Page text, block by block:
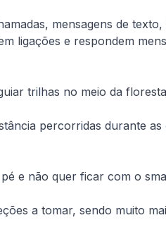
mensagens de texto,
ligações e respondem
trilhas no meio da
percorridas durante
e não quer ficar com o
a tomar, sendo muito